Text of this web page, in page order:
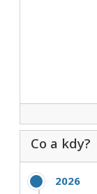
Co a kdy?
2026